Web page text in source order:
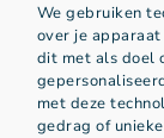
We gebruiken
over je
dit met als doel
met deze
gedrag of